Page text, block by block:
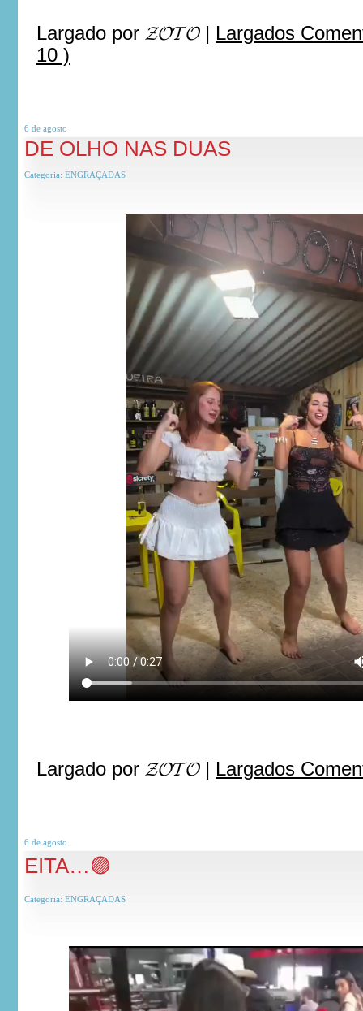
Largado por 𝓩𝓞𝓣𝓞| Largados
10 )
6 de agosto
DE OLHO NAS DUAS
Categoria: ENGRAÇADAS
Largado por 𝓩𝓞𝓣𝓞| Largados
6 de agosto
EITA…🟣
Categoria: ENGRAÇADAS